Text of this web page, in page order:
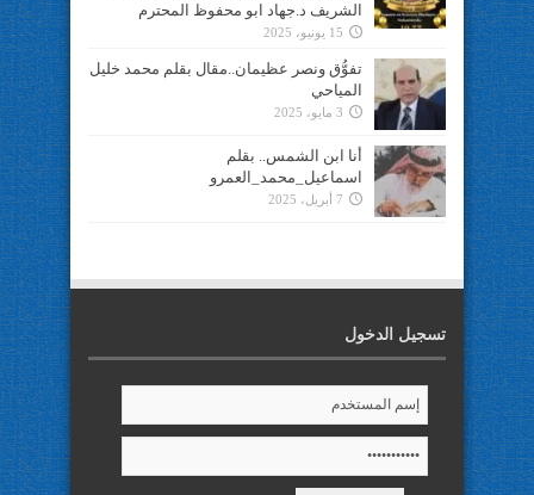
الشريف د.جهاد ابو محفوظ المحترم
15 يونيو، 2025
تفوُّق ونصر عظيمان..مقال بقلم محمد خليل
المياحي
3 مايو، 2025
أنا ابن الشمس.. بقلم
اسماعيل_محمد_العمرو
7 أبريل، 2025
تسجيل الدخول